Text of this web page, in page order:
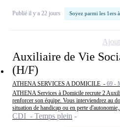
Publié il y a 22 jours Soyez parmi les 1ers
Auxiliaire de Vie
(H/F)
ATHENA SERVICES A DOMICILE - 69 -
ATHENA Services à Domicile recrute 2
renforcer son équipe. Vous interviendrez au
situation de handicap ou en perte
CDI - Temps plein